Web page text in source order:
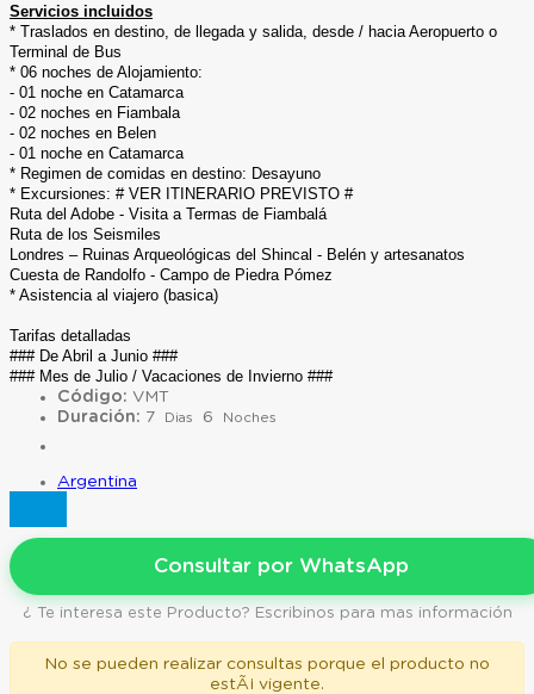
Servicios incluidos
* Traslados en destino, de llegada y salida, desde / hacia Aeropuerto o
Terminal de Bus
* 06 noches de Alojamiento:
- 01 noche en Catamarca
- 02 noches en Fiambala
- 02 noches en Belen
- 01 noche en Catamarca
* Regimen de comidas en destino: Desayuno
* Excursiones: # VER ITINERARIO PREVISTO #
Ruta del Adobe - Visita a Termas de Fiambalá
Ruta de los Seismiles
Londres – Ruinas Arqueológicas del Shincal - Belén y artesanatos
Cuesta de Randolfo - Campo de Piedra Pómez
* Asistencia al viajero (basica)
Tarifas detalladas
### De Abril a Junio ###
### Mes de Julio / Vacaciones de Invierno ###
Código: VMT
Duración: 7 Dias 6 Noches
Argentina
Consultar por WhatsApp
¿ Te interesa este Producto? Escribinos para mas información
No se pueden realizar consultas porque el producto no
estÃ¡ vigente.